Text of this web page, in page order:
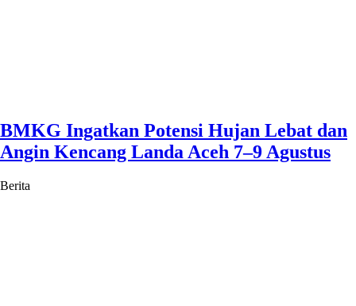
BMKG Ingatkan Potensi Hujan Lebat dan
Angin Kencang Landa Aceh 7–9 Agustus
Berita